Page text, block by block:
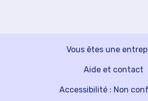
Vous êtes une
Aide et contact
Accessibilité : Non